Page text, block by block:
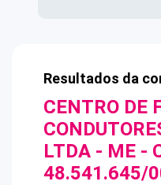
Resultados da
CENTRO DE
LTDA - ME -
48.541.645/